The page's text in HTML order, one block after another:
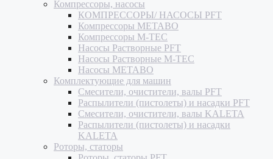
Компрессоры, насосы
КОМПРЕССОРЫ/ НАСОСЫ PFT
Компрессоры METABO
Компрессоры M-TEC
Насосы Растворные PFT
Насосы Растворные M-TEC
Насосы METABO
Комплектующие для машин
Смесители, очистители, валы PFT
Распылители (пистолеты) и насадки PFT
Смесители, очистители, валы KALETA
Распылители (пистолеты) и насадки
KALETA
Роторы, статоры